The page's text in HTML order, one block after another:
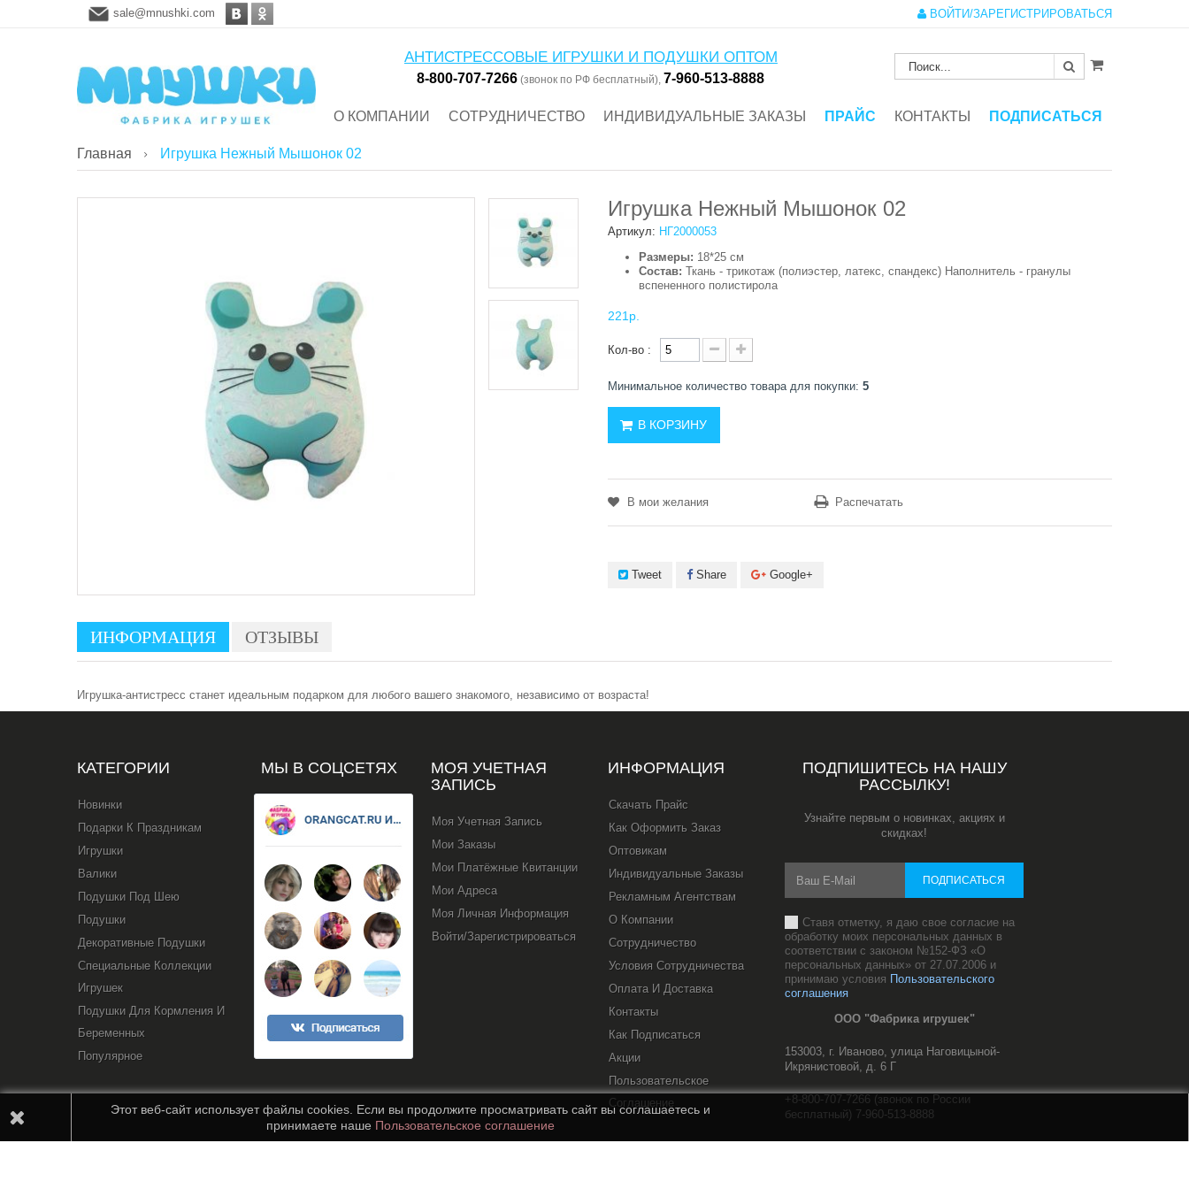
ВОЙТИ/ЗАРЕГИСТРИРОВАТЬСЯ
sale@mnushki.com
АНТИСТРЕССОВЫЕ ИГРУШКИ И ПОДУШКИ ОПТОМ
8-800-707-7266 (звонок по РФ бесплатный), 7-960-513-8888
О КОМПАНИИ СОТРУДНИЧЕСТВО ИНДИВИДУАЛЬНЫЕ ЗАКАЗЫ ПРАЙС КОНТАКТЫ ПОДПИСАТЬСЯ
Главная Игрушка Нежный Мышонок 02
Игрушка Нежный Мышонок 02
Артикул: НГ2000053
Размеры: 18*25 см
Состав: Ткань - трикотаж (полиэстер, латекс, спандекс) Наполнитель - гранулы
вспененного полистирола
221р.
Кол-во :
Минимальное количество товара для покупки: 5
В КОРЗИНУ
В мои желания Распечатать
Tweet Share Google+
ИНФОРМАЦИЯ ОТЗЫВЫ
Игрушка-антистресс станет идеальным подарком для любого вашего знакомого, независимо от возраста!
КАТЕГОРИИ
Новинки
Подарки К Праздникам
Игрушки
Валики
Подушки Под Шею
Подушки
Декоративные Подушки
Специальные Коллекции
Игрушек
Подушки Для Кормления И
Беременных
Популярное
МЫ В СОЦСЕТЯХ
МОЯ УЧЕТНАЯ
ЗАПИСЬ
Моя Учетная Запись
Мои Заказы
Мои Платёжные Квитанции
Мои Адреса
Моя Личная Информация
Войти/Зарегистрироваться
ИНФОРМАЦИЯ
Скачать Прайс
Как Оформить Заказ
Оптовикам
Индивидуальные Заказы
Рекламным Агентствам
О Компании
Сотрудничество
Условия Сотрудничества
Оплата И Доставка
Контакты
Как Подписаться
Акции
Пользовательское
Соглашение
ПОДПИШИТЕСЬ НА НАШУ
РАССЫЛКУ!
Узнайте первым о новинках, акциях и
скидках!
Ставя отметку, я даю свое согласие на
обработку моих персональных данных в
соответствии с законом №152-ФЗ «О
персональных данных» от 27.07.2006 и
принимаю условия Пользовательского
соглашения
ПОДПИСАТЬСЯ
ООО "Фабрика игрушек"
153003, г. Иваново, улица Наговицыной-
Икрянистовой, д. 6 Г
+8-800-707-7266 (звонок по России
бесплатный) 7-960-513-8888
Этот веб-сайт использует файлы cookies. Если вы продолжите просматривать сайт вы соглашаетесь и
принимаете наше Пользовательское соглашение